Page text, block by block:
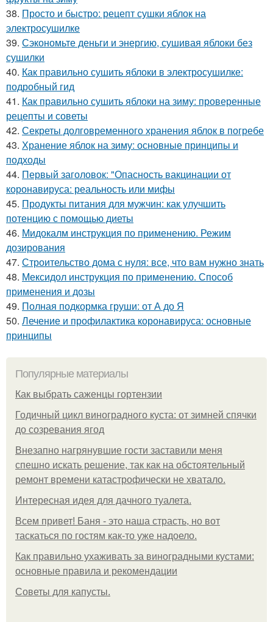
38. Просто и быстро: рецепт сушки яблок на
электросушилке
39. Сэкономьте деньги и энергию, сушивая яблоки без
сушилки
40. Как правильно сушить яблоки в электросушилке:
подробный гид
41. Как правильно сушить яблоки на зиму: проверенные
рецепты и советы
42. Секреты долговременного хранения яблок в погребе
43. Хранение яблок на зиму: основные принципы и
подходы
44. Первый заголовок: "Опасность вакцинации от
коронавируса: реальность или мифы
45. Продукты питания для мужчин: как улучшить
потенцию с помощью диеты
46. Мидокалм инструкция по применению. Режим
дозирования
47. Строительство дома с нуля: все, что вам нужно знать
48. Мексидол инструкция по применению. Способ
применения и дозы
49. Полная подкормка груши: от А до Я
50. Лечение и профилактика коронавируса: основные
принципы
Популярные материалы
Как выбрать саженцы гортензии
Годичный цикл виноградного куста: от зимней спячки
до созревания ягод
Внезапно нагрянувшие гости заставили меня
спешно искать решение, так как на обстоятельный
ремонт времени катастрофически не хватало.
Интересная идея для дачного туалета.
Всем привет! Баня - это наша страсть, но вот
таскаться по гостям как-то уже надоело.
Как правильно ухаживать за виноградными кустами:
основные правила и рекомендации
Советы для капусты.